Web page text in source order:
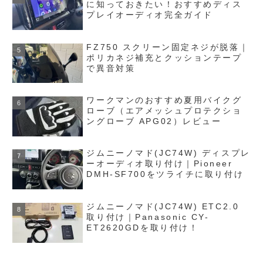
に知っておきたい！おすすめディス
プレイオーディオ完全ガイド
FZ750 スクリーン固定ネジが脱落｜
ポリカネジ補充とクッションテープ
で異音対策
ワークマンのおすすめ夏用バイクグ
ローブ（エアメッシュプロテクショ
ングローブ APG02）レビュー
ジムニーノマド(JC74W) ディスプレ
ーオーディオ取り付け｜Pioneer
DMH-SF700をツライチに取り付け
ジムニーノマド(JC74W) ETC2.0
取り付け｜Panasonic CY-
ET2620GDを取り付け！